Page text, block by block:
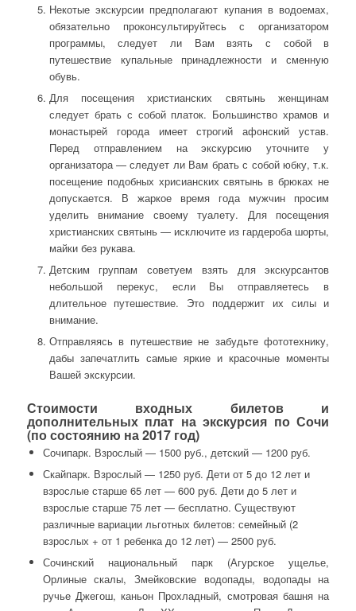
Некотые экскурсии предполагают купания в водоемах,
обязательно проконсультируйтесь с организатором
программы, следует ли Вам взять с собой в
путешествие купальные принадлежности и сменную
обувь.
Для посещения христианских святынь женщинам
следует брать с собой платок. Большинство храмов и
монастырей города имеет строгий афонский устав.
Перед отправлением на экскурсию уточните у
организатора — следует ли Вам брать с собой юбку, т.к.
посещение подобных хрисианских святынь в брюках не
допускается. В жаркое время года мужчин просим
уделить внимание своему туалету. Для посещения
христианских святынь — исключите из гардероба шорты,
майки без рукава.
Детским группам советуем взять для экскурсантов
небольшой перекус, если Вы отправляетесь в
длительное путешествие. Это поддержит их силы и
внимание.
Отправляясь в путешествие не забудьте фототехнику,
дабы запечатлить самые яркие и красочные моменты
Вашей экскурсии.
Стоимости входных билетов и
дополнительных плат на экскурсия по Сочи
(по состоянию на 2017 год)
Сочипарк. Взрослый — 1500 руб., детский — 1200 руб.
Скайпарк. Взрослый — 1250 руб. Дети от 5 до 12 лет и
взрослые старше 65 лет — 600 руб. Дети до 5 лет и
взрослые старше 75 лет — бесплатно. Существуют
различные вариации льготных билетов: семейный (2
взрослых + от 1 ребенка до 12 лет) — 2500 руб.
Сочинский национальный парк (Агурское ущелье,
Орлиные скалы, Змейковские водопады, водопады на
ручье Джегош, каньон Прохладный, смотровая башня на